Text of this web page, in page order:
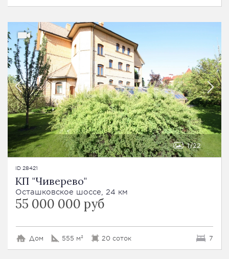
1 22
ID 28421
КП "Чиверево"
Осташковское шоссе, 24 км
55 000 000 руб
Дом 555 м² 20 соток 7